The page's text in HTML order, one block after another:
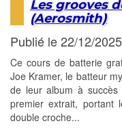
Les grooves
(Aerosmith)
Publié le 22/12/
Ce cours de batterie
Joe Kramer, le batteur
de leur album à succès
premier extrait,
double croche...